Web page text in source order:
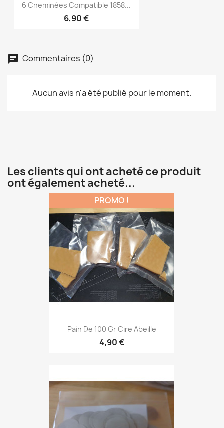
6 Cheminées Compatible 1858...
6,90 €
chat Commentaires (0)
Aucun avis n'a été publié pour le moment.
Les clients qui ont acheté ce produit
ont également acheté...
Pain De 100 Gr Cire Abeille
4,90 €
PROMO !